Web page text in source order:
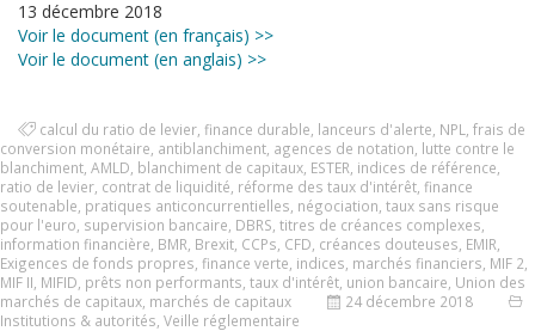
13 décembre 2018
Voir le document (en français) >>
Voir le document (en anglais) >>
calcul du ratio de levier finance durable lanceurs d'alerte NPL
frais de
conversion monétaire antiblanchiment agences de notation lutte contre le
blanchiment AMLD blanchiment de capitaux ESTER indices de référence
ratio de levier contrat de liquidité réforme des taux d'intérêt finance
soutenable pratiques anticoncurrentielles négociation taux sans risque
pour l'euro supervision bancaire DBRS titres de créances complexes
information financière BMR Brexit CCPs CFD créances douteuses EMIR
Exigences de fonds propres finance verte indices marchés financiers MIF 2
MIF II MIFID prêts non performants taux d'intérêt union bancaire Union des
marchés de capitaux marchés de capitaux
24 décembre 2018
Institutions & autorités Veille réglementaire